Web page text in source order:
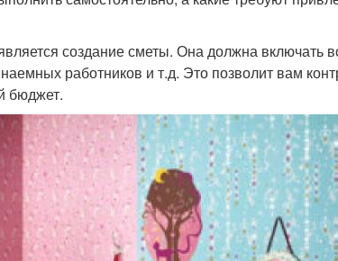
создание сметы. Она должна включать
работников и т.д. Это позволит вам
бюджет.